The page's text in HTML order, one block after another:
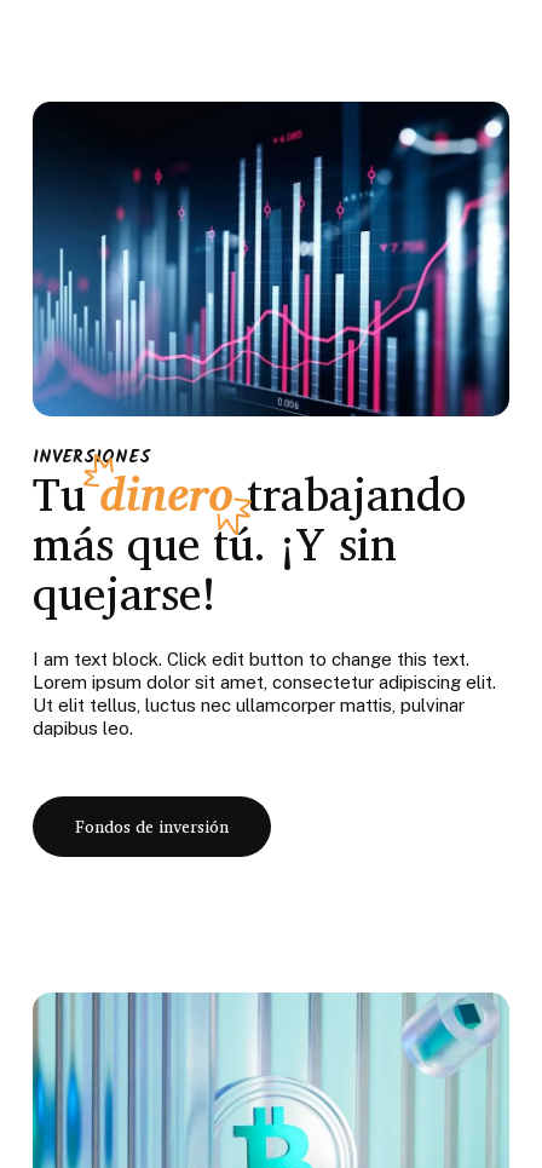
INVERSIONES
Tudinerotrabajando
más que tú. ¡Y sin
quejarse!
I am text block. Click edit button to change this text.
Lorem ipsum dolor sit amet, consectetur adipiscing elit.
Ut elit tellus, luctus nec ullamcorper mattis, pulvinar
dapibus leo.
Fondos de inversión